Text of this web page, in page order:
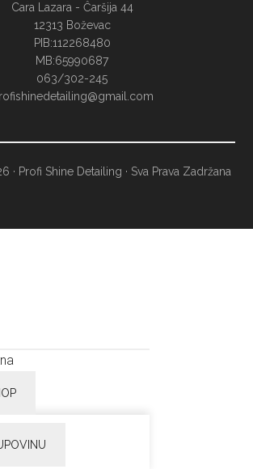
Cara Lazara - Ĉaršija 44
12313 Boževac
PIB:112268480
MB:65990687
063/302-245
Profi Shine Detailing · Sva Prava Zadržana